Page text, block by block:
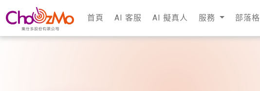
首頁 AI 客服 AI 擬真人 服務 部落格